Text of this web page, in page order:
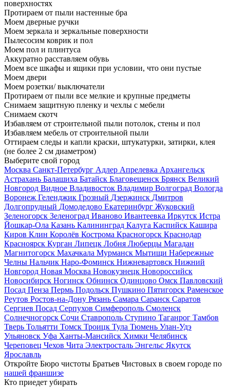
поверхностях
Протираем от пыли настенные бра
Моем дверные ручки
Моем зеркала и зеркальные поверхности
Пылесосим коврик и пол
Моем пол и плинтуса
Аккуратно расставляем обувь
Моем все шкафы и ящики при условии, что они пустые
Моем двери
Моем розетки/ выключатели
Протираем от пыли все мелкие и крупные предметы
Снимаем защитную пленку и чехлы с мебели
Снимаем скотч
Избавляем от строительной пыли потолок, стены и пол
Избавляем мебель от строительной пыли
Оттираем следы и капли краски, штукатурки, затирки, клея
(не более 2 см диаметром)
Выберите свой город
Москва Санкт-Петербург Адлер Апрелевка Архангельск
Астрахань Балашиха Батайск Благовещенск Брянск Великий
Новгород Видное Владивосток Владимир Волгоград Вологда
Воронеж Геленджик Грозный Дзержинск Дмитров
Долгопрудный Домодедово Екатеринбург Жуковский
Зеленогорск Зеленоград Иваново Ивантеевка Иркутск Истра
Йошкар-Ола Казань Калининград Калуга Каспийск Кашира
Киров Клин Королёв Кострома Красногорск Краснодар
Красноярск Курган Липецк Лобня Люберцы Магадан
Магнитогорск Махачкала Мурманск Мытищи Набережные
Челны Нальчик Наро-Фоминск Нижневартовск Нижний
Новгород Новая Москва Новокузнецк Новороссийск
Новосибирск Ногинск Обнинск Одинцово Омск Павловский
Посад Пенза Пермь Подольск Пушкино Пятигорск Раменское
Реутов Ростов-на-Дону Рязань Самара Саранск Саратов
Сергиев Посад Серпухов Симферополь Смоленск
Солнечногорск Сочи Ставрополь Ступино Таганрог Тамбов
Тверь Тольятти Томск Троицк Тула Тюмень Улан-Удэ
Ульяновск Уфа Ханты-Мансийск Химки Челябинск
Череповец Чехов Чита Электросталь Энгельс Якутск
Ярославль
Откройте Бюро чистоты Братьев Чистовых в своем городе по
нашей франшизе
Кто приедет убирать